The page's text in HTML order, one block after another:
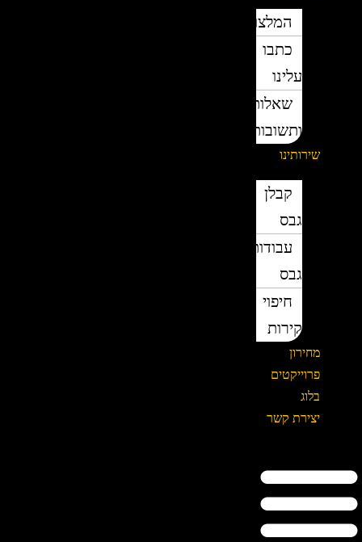
המלצות
כתבו
עלינו
שאלות
ותשובות
שירותינו
קבלן
גבס
עבודות
גבס
חיפוי
קירות
מחירון
פרוייקטים
בלוג
יצירת קשר